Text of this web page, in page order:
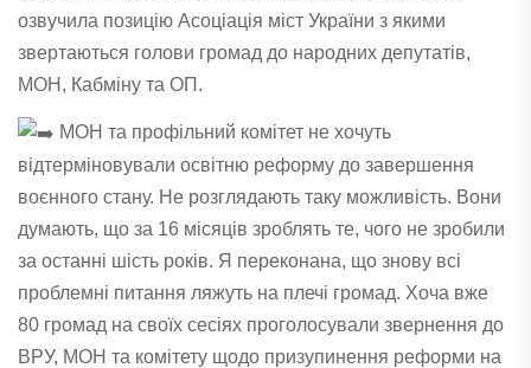
озвучила позицію Асоціація міст України з якими
звертаються голови громад до народних депутатів,
МОН, Кабміну та ОП.
МОН та профільний комітет не хочуть
відтерміновували освітню реформу до завершення
воєнного стану. Не розглядають таку можливість. Вони
думають, що за 16 місяців зроблять те, чого не зробили
за останні шість років. Я переконана, що знову всі
проблемні питання ляжуть на плечі громад. Хоча вже
80 громад на своїх сесіях проголосували звернення до
ВРУ, МОН та комітету щодо призупинення реформи на